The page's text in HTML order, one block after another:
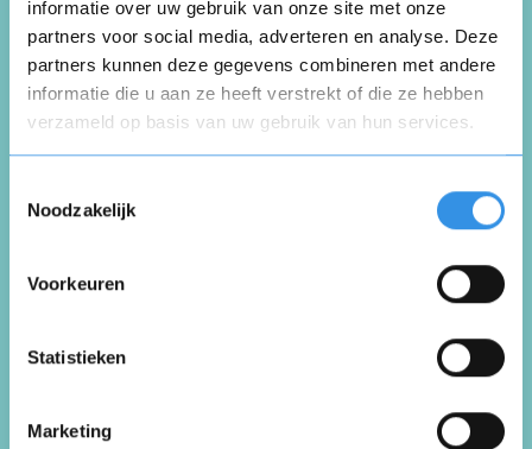
informatie over uw gebruik van onze site met onze
partners voor social media, adverteren en analyse. Deze
partners kunnen deze gegevens combineren met andere
informatie die u aan ze heeft verstrekt of die ze hebben
verzameld op basis van uw gebruik van hun services.
Noodzakelijk
Voorkeuren
Statistieken
Marketing
Schrijf een review
Beoordeel je ervaring *